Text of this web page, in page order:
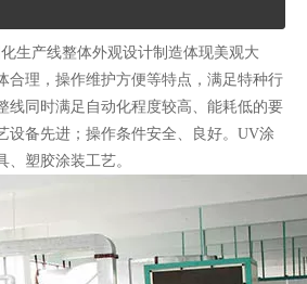
生产线整体外观设计制造体现美观大
合理，操作维护方便等特点，满足特种行
线同时满足自动化程度较高、能耗低的要
设备先进；操作条件安全、良好。UV涂
塑胶涂装工艺。